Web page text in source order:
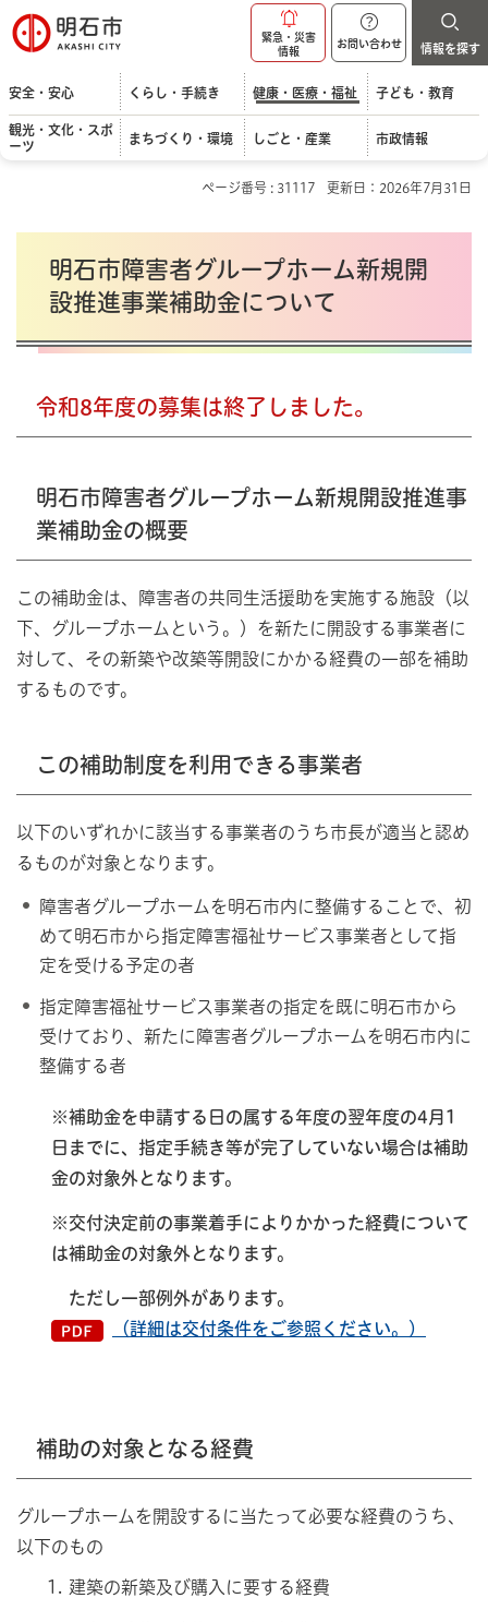
明石市
緊急・災害
情報
お問い合わせ 情報を探す
安全・安心 くらし・手続き 健康・医療・福祉 子ども・教育
観光・文化・スポ
ーツ
まちづくり・環境 しごと・産業 市政情報
ページ番号 : 31117 更新日：2026年7月31日
明石市障害者グループホーム新規開
設推進事業補助金について
令和8年度の募集は終了しました。
明石市障害者グループホーム新規開設推進事
業補助金の概要
この補助金は、障害者の共同生活援助を実施する施設（以
下、グループホームという。）を新たに開設する事業者に
対して、その新築や改築等開設にかかる経費の一部を補助
するものです。
この補助制度を利用できる事業者
以下のいずれかに該当する事業者のうち市長が適当と認め
るものが対象となります。
障害者グループホームを明石市内に整備することで、初
めて明石市から指定障害福祉サービス事業者として指
定を受ける予定の者
指定障害福祉サービス事業者の指定を既に明石市から
受けており、新たに障害者グループホームを明石市内に
整備する者
※補助金を申請する日の属する年度の翌年度の4月1
日までに、指定手続き等が完了していない場合は補助
金の対象外となります。
※交付決定前の事業着手によりかかった経費について
は補助金の対象外となります。
ただし一部例外があります。
（詳細は交付条件をご参照ください。）
補助の対象となる経費
グループホームを開設するに当たって必要な経費のうち、
以下のもの
建築の新築及び購入に要する経費